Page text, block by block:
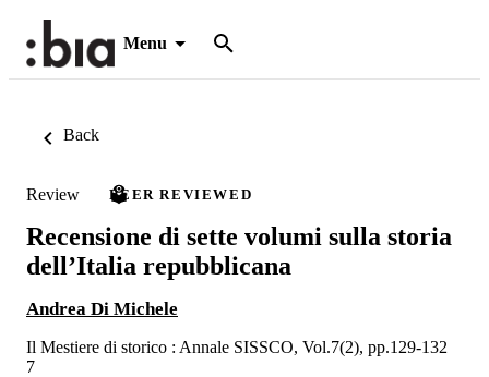
Menu
Back
Review PEER REVIEWED
Recensione di sette volumi sulla storia
dell’Italia repubblicana
Andrea Di Michele
Il Mestiere di storico : Annale SISSCO, Vol.7(2), pp.129-132
7